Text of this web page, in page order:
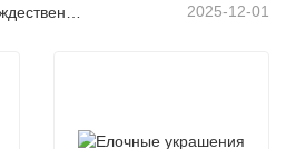
2025-12-01